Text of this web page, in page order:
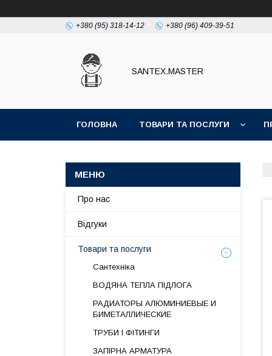
+380 (95) 318-14-12 +380 (96) 409-39-51
SANTEX.MASTER
ГОЛОВНА ТОВАРИ ТА ПОСЛУГИ
Про нас
Відгуки
Товари та послуги
Сантехніка
ВОДЯНА ТЕПЛА ПІДЛОГА
РАДИАТОРЫ АЛЮМИНИЕВЫЕ И
БИМЕТАЛЛИЧЕСКИЕ
ТРУБИ І ФІТИНГИ
ЗАПІРНА АРМАТУРА